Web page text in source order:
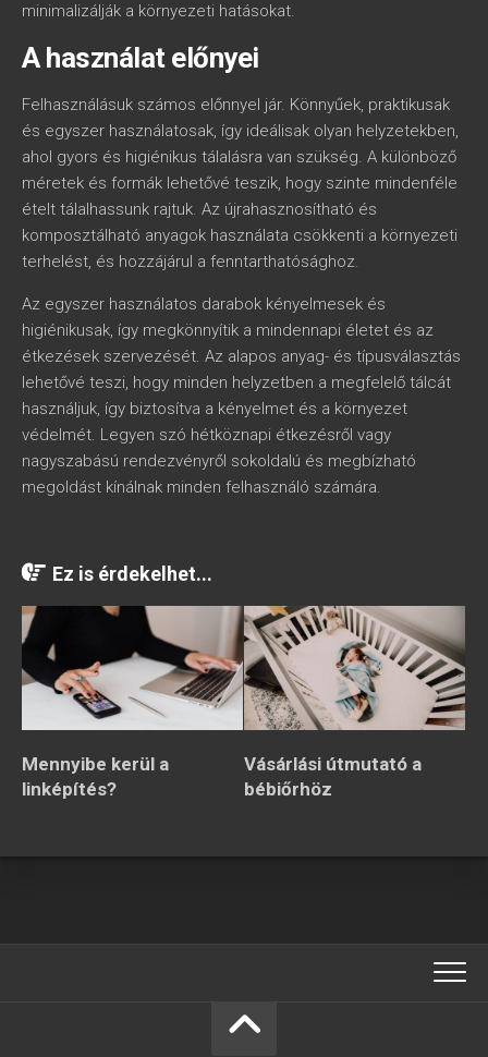
minimalizálják a környezeti hatásokat.
A használat előnyei
Felhasználásuk számos előnnyel jár. Könnyűek, praktikusak
és egyszer használatosak, így ideálisak olyan helyzetekben,
ahol gyors és higiénikus tálalásra van szükség. A különböző
méretek és formák lehetővé teszik, hogy szinte mindenféle
ételt tálalhassunk rajtuk. Az újrahasznosítható és
komposztálható anyagok használata csökkenti a környezeti
terhelést, és hozzájárul a fenntarthatósághoz.
Az egyszer használatos darabok kényelmesek és
higiénikusak, így megkönnyítik a mindennapi életet és az
étkezések szervezését. Az alapos anyag- és típusválasztás
lehetővé teszi, hogy minden helyzetben a megfelelő tálcát
használjuk, így biztosítva a kényelmet és a környezet
védelmét. Legyen szó hétköznapi étkezésről vagy
nagyszabású rendezvényről sokoldalú és megbízható
megoldást kínálnak minden felhasználó számára.
Ez is érdekelhet...
Mennyibe kerül a
linképítés?
Vásárlási útmutató a
bébiőrhöz